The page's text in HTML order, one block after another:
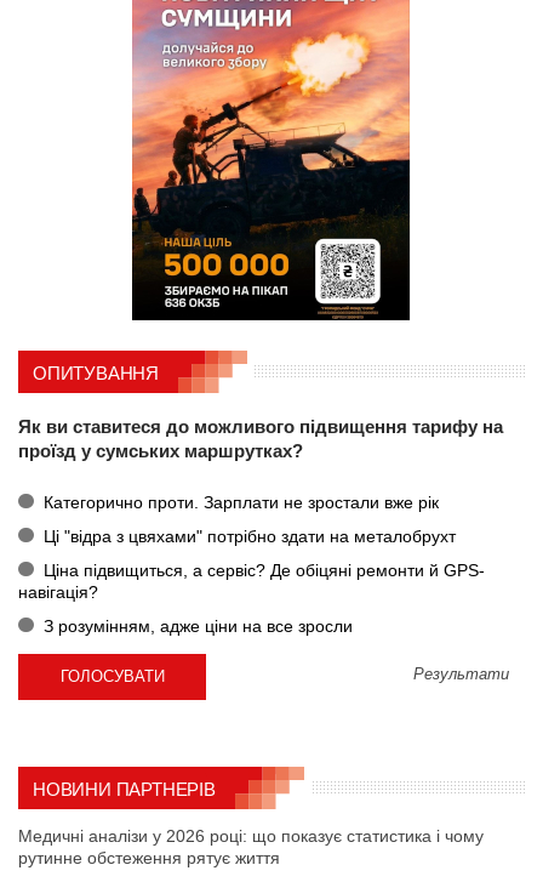
ОПИТУВАННЯ
Як ви ставитеся до можливого підвищення тарифу на
проїзд у сумських маршрутках?
Категорично проти. Зарплати не зростали вже рік
Ці "відра з цвяхами" потрібно здати на металобрухт
Ціна підвищиться, а сервіс? Де обіцяні ремонти й GPS-
навігація?
З розумінням, адже ціни на все зросли
Результати
НОВИНИ ПАРТНЕРІВ
Медичні аналізи у 2026 році: що показує статистика і чому
рутинне обстеження рятує життя